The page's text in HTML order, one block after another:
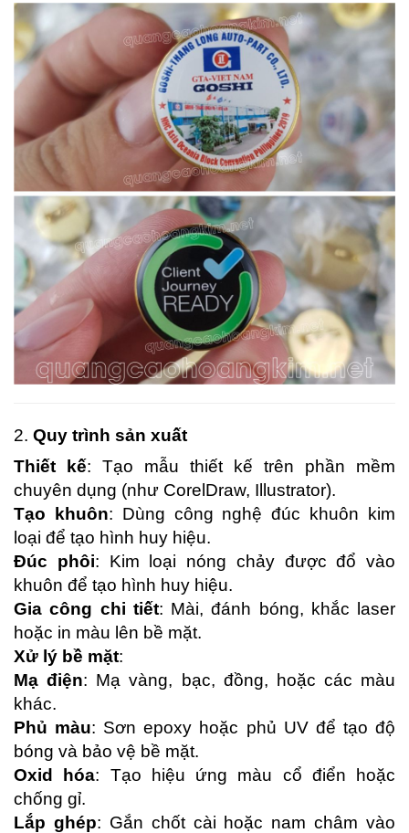
2. Quy trình sản xuất
Thiết kế: Tạo mẫu thiết kế trên phần mềm
chuyên dụng (như CorelDraw, Illustrator).
Tạo khuôn: Dùng công nghệ đúc khuôn kim
loại để tạo hình huy hiệu.
Đúc phôi: Kim loại nóng chảy được đổ vào
khuôn để tạo hình huy hiệu.
Gia công chi tiết: Mài, đánh bóng, khắc laser
hoặc in màu lên bề mặt.
Xử lý bề mặt:
Mạ điện: Mạ vàng, bạc, đồng, hoặc các màu
khác.
Phủ màu: Sơn epoxy hoặc phủ UV để tạo độ
bóng và bảo vệ bề mặt.
Oxid hóa: Tạo hiệu ứng màu cổ điển hoặc
chống gỉ.
Lắp ghép: Gắn chốt cài hoặc nam châm vào